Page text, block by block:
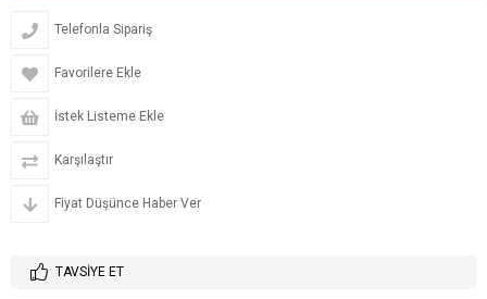
Telefonla Sipariş
Favorilere Ekle
İstek Listeme Ekle
Karşılaştır
Fiyat Düşünce Haber Ver
TAVSIYE ET